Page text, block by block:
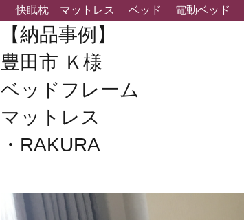
快眠枕 マットレス ベッド 電動ベッド
【納品事例】
豊田市 Ｋ様
ベッドフレーム
マットレス
・RAKURA